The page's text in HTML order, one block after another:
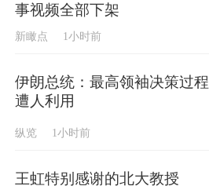
事视频全部下架
新瞰点 1小时前
伊朗总统：最高领袖决策过程
遭人利用
纵览 1小时前
王虹特别感谢的北大教授